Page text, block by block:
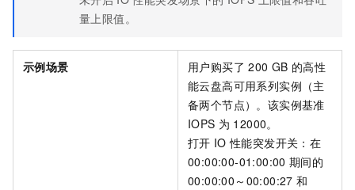
量上限值。
示例场景 用户购买了 200 GB 的高性
能云盘高可用系列实例（主
备两个节点）。该实例基准
IOPS 为 12000。
打开 IO 性能突发开关：在
00:00:00-01:00:00 期间的
00:00:00～00:00:27 和